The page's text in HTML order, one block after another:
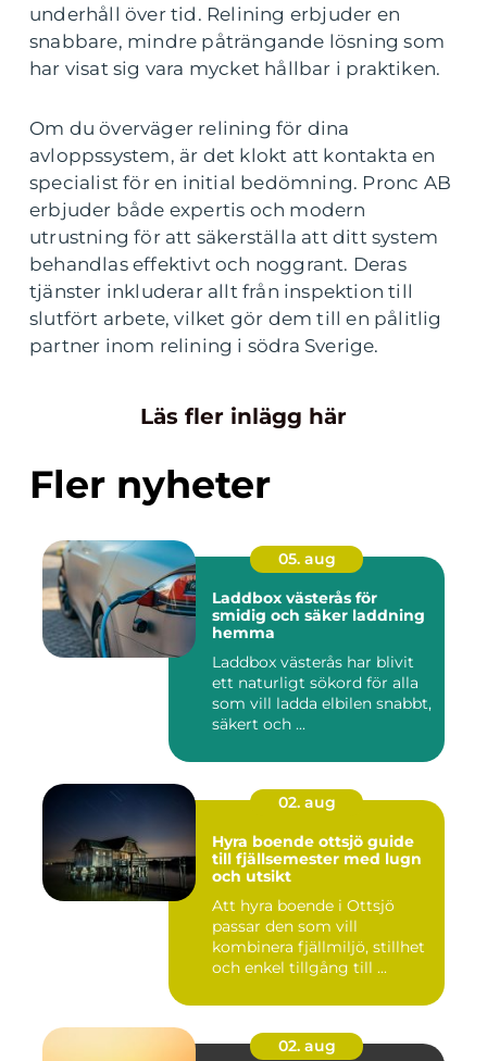
underhåll över tid. Relining erbjuder en
snabbare, mindre påträngande lösning som
har visat sig vara mycket hållbar i praktiken.
Om du överväger relining för dina
avloppssystem, är det klokt att kontakta en
specialist för en initial bedömning. Pronc AB
erbjuder både expertis och modern
utrustning för att säkerställa att ditt system
behandlas effektivt och noggrant. Deras
tjänster inkluderar allt från inspektion till
slutfört arbete, vilket gör dem till en pålitlig
partner inom relining i södra Sverige.
Läs fler inlägg här
Fler nyheter
05. aug
Laddbox västerås för
smidig och säker laddning
hemma
Laddbox västerås har blivit
ett naturligt sökord för alla
som vill ladda elbilen snabbt,
säkert och ...
02. aug
Hyra boende ottsjö guide
till fjällsemester med lugn
och utsikt
Att hyra boende i Ottsjö
passar den som vill
kombinera fjällmiljö, stillhet
och enkel tillgång till ...
02. aug